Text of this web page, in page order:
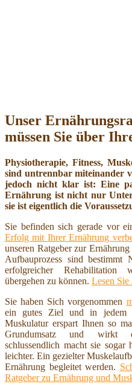
Unser
müssen Sie über
Physiotherapie, Fitness,
sind untrennbar miteinander
jedoch nicht klar ist: Eine
Ernährung ist nicht nur
sie ist eigentlich die
Sie befinden sich gerade vor
Erfolg mit Ihrer Ernährung
unseren Ratgeber zur
Aufbauprozess sind bestimmt
erfolgreicher Rehabilitation
übergehen zu können. Lesen Sie
Sie haben Sich vorgenommen
ein gutes Ziel und in jedem
Muskulatur erspart Ihnen so
Grundumsatz und wirkt
schlussendlich macht sie
leichter. Ein gezielter
Ernährung begleitet werden.
Ratgeber zu Ernährung und